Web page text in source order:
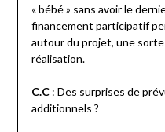
« bébé » sans avoir le
financement participatif
autour du projet, une sorte
réalisation.
C.C: Des surprises de
additionnels ?